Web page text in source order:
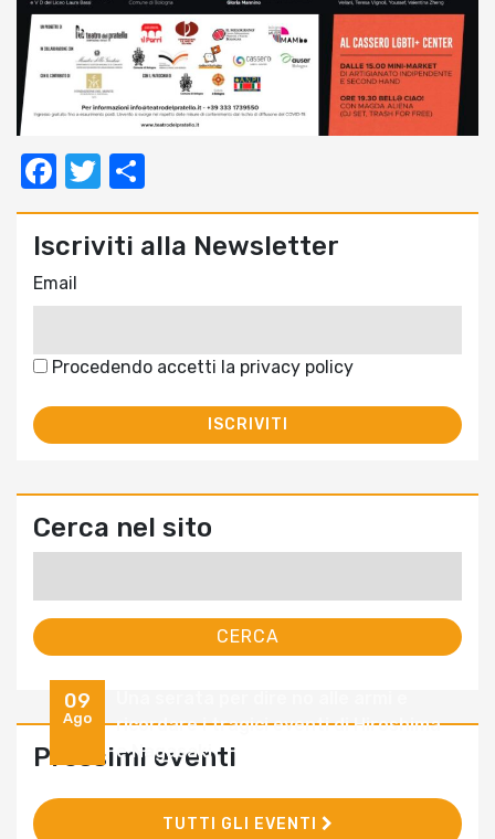
Facebook
Twitter
Iscriviti alla Newsletter
Email
Procedendo accetti la privacy policy
Cerca nel sito
Prossimi eventi
09
Ago
ricordare i tragici eventi di Hiroshima
e Nagasaki
TUTTI GLI EVENTI